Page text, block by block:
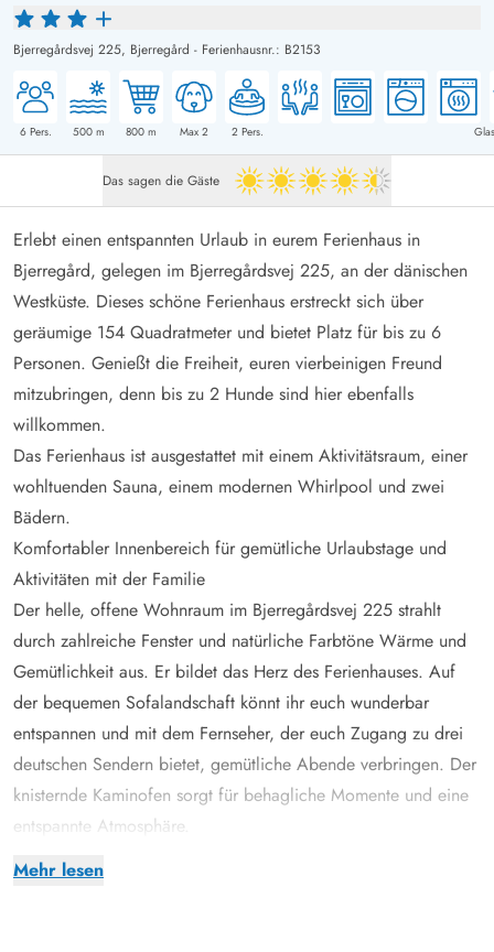
Bjerregårdsvej 225, Bjerregård - Ferienhausnr.: B2153
6Pers. 500m 800 m Max 2 2 Pers.
Das sagen die Gäste 4.5 von 5
Mehr lesen
Erlebt einen entspannten Urlaub in eurem Ferienhaus in
Bjerregård, gelegen im Bjerregårdsvej 225, an der dänischen
Westküste. Dieses schöne Ferienhaus erstreckt sich über
geräumige 154 Quadratmeter und bietet Platz für bis zu 6
Personen. Genießt die Freiheit, euren vierbeinigen Freund
mitzubringen, denn bis zu 2 Hunde sind hier ebenfalls
willkommen.
Das Ferienhaus ist ausgestattet mit einem Aktivitätsraum, einer
wohltuenden Sauna, einem modernen Whirlpool und zwei
Bädern.
Komfortabler Innenbereich für gemütliche Urlaubstage und
Aktivitäten mit der Familie
Der helle, offene Wohnraum im Bjerregårdsvej 225 strahlt
durch zahlreiche Fenster und natürliche Farbtöne Wärme und
Gemütlichkeit aus. Er bildet das Herz des Ferienhauses. Auf
der bequemen Sofalandschaft könnt ihr euch wunderbar
entspannen und mit dem Fernseher, der euch Zugang zu drei
deutschen Sendern bietet, gemütliche Abende verbringen. Der
knisternde Kaminofen sorgt für behagliche Momente und eine
entspannte Atmosphäre.
Die offene, moderne Küche mit Kochinsel, Spülmaschine und